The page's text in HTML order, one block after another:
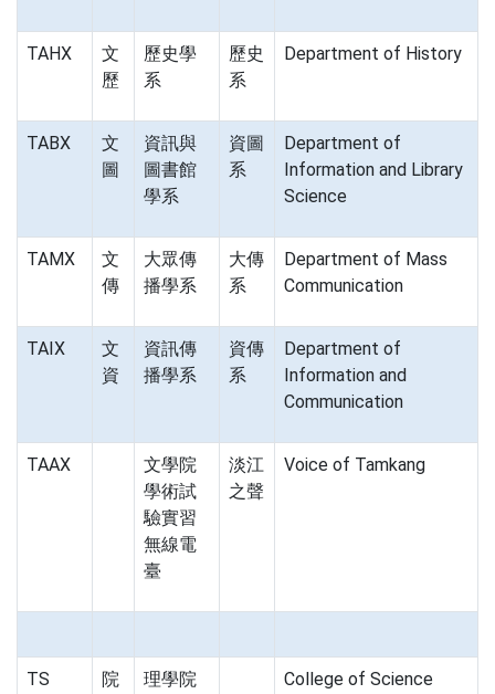
TAHX
文
歷
歷史學
系
歷史
系
Department of History
TABX
文
圖
資訊與
圖書館
學系
資圖
系
Department of
Information and Library
Science
TAMX
文
傳
大眾傳
播學系
大傳
系
Department of Mass
Communication
TAIX
文
資
資訊傳
播學系
資傳
系
Department of
Information and
Communication
TAAX
文學院
學術試
驗實習
無線電
臺
淡江
之聲
Voice of Tamkang
TS
院
理學院 College of Science